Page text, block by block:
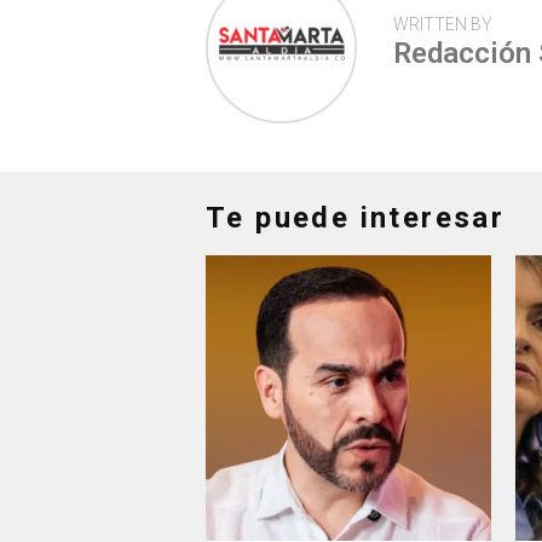
WRITTEN BY
Redacción
Te puede interesar